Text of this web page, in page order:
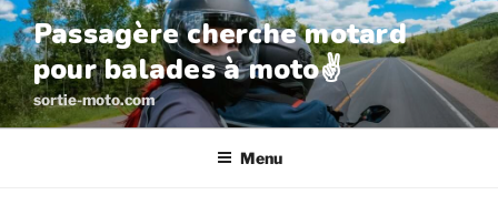
Aller
au
contenu
principal
Passagère cherche motard
pour balades à moto✌️
sortie-moto.com
Menu